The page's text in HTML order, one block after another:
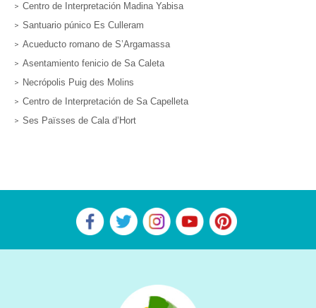
Centro de Interpretación Madina Yabisa
Santuario púnico Es Culleram
Acueducto romano de S’Argamassa
Asentamiento fenicio de Sa Caleta
Necrópolis Puig des Molins
Centro de Interpretación de Sa Capelleta
Ses Païsses de Cala d’Hort